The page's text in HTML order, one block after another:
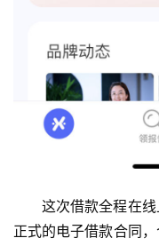
这次借款全程在
正式的电子借款合同